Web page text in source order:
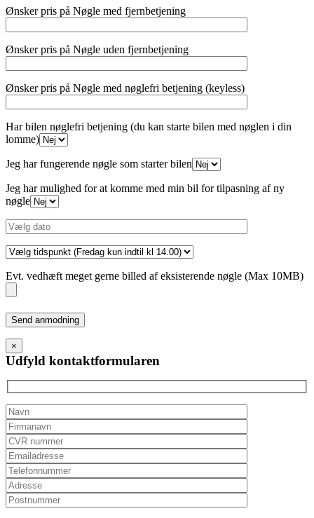
Ønsker pris på Nøgle med fjernbetjening
Ønsker pris på Nøgle uden fjernbetjening
Ønsker pris på Nøgle med nøglefri betjening (keyless)
Har bilen nøglefri betjening (du kan starte bilen med nøglen i din
lomme)
Jeg har fungerende nøgle som starter bilen
Jeg har mulighed for at komme med min bil for tilpasning af ny
nøgle
Evt. vedhæft meget gerne billed af eksisterende nøgle (Max 10MB)
Please
leave
this
field
empty.
×
Udfyld kontaktformularen